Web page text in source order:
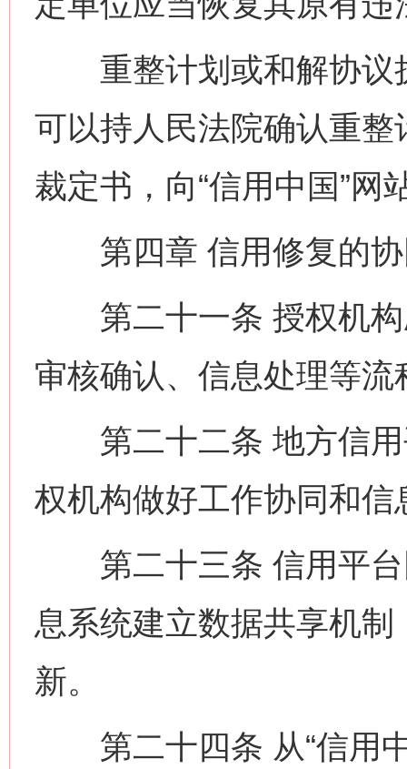
重整计划或和解协议
可以持人民法院确认重
裁定书，向“信用中国”网
第四章 信用修复的协
第二十一条 授权机构
审核确认、信息处理等
第二十二条 地方信用
权机构做好工作协同和信
第二十三条 信用平台
息系统建立数据共享机
新。
第二十四条 从“信用中